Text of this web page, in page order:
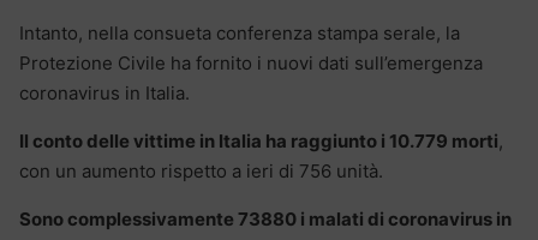
Intanto, nella consueta conferenza stampa serale, la
Protezione Civile ha fornito i nuovi dati sull’emergenza
coronavirus in Italia.
Il conto delle vittime in Italia ha raggiunto i 10.779 morti,
con un aumento rispetto a ieri di 756 unità.
Sono complessivamente 73880 i malati di coronavirus in